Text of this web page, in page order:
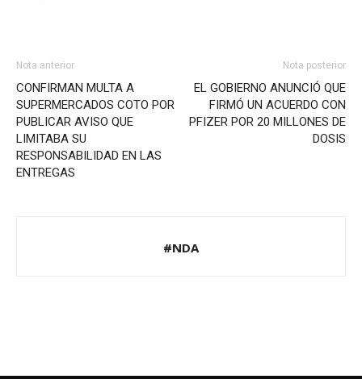
Nota anterior
CONFIRMAN MULTA A
SUPERMERCADOS COTO POR
PUBLICAR AVISO QUE
LIMITABA SU
RESPONSABILIDAD EN LAS
ENTREGAS
Nota posterior
EL GOBIERNO ANUNCIÓ QUE
FIRMÓ UN ACUERDO CON
PFIZER POR 20 MILLONES DE
DOSIS
#NDA